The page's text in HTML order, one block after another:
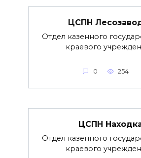
ЦСПН
Отдел казенного
краевого
0 254
ЦСПН
Отдел казенного
краевого